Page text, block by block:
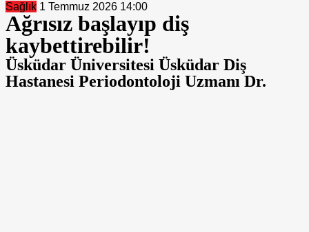
Sağlık 1 Temmuz 2026 14:00
Ağrısız başlayıp diş
kaybettirebilir!
Üsküdar Üniversitesi Üsküdar Diş
Hastanesi Periodontoloji Uzmanı Dr.